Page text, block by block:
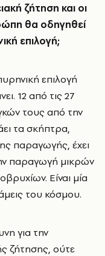
ζήτηση και οι
θα οδηγηθεί
επιλογή;
επιλογή
12 από τις 27
τους από την
τα σκήπτρα,
παραγωγής, έχει
παραγωγή μικρών
Είναι μία
του κόσμου.
για την
ζήτησης, ούτε